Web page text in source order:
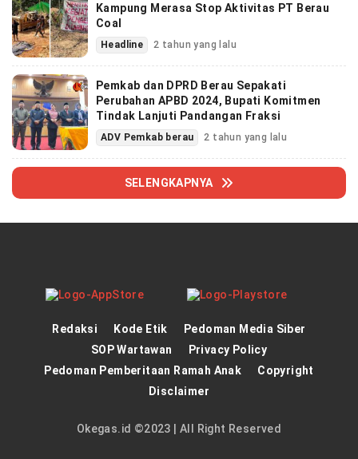
Kampung Merasa Stop Aktivitas PT Berau
Coal
Headline 2 tahun yang lalu
Pemkab dan DPRD Berau Sepakati
Perubahan APBD 2024, Bupati Komitmen
Tindak Lanjuti Pandangan Fraksi
ADV Pemkab berau 2 tahun yang lalu
SELENGKAPNYA
Redaksi Kode Etik
Pedoman Media Siber
SOP Wartawan
Privacy Policy
Pedoman Pemberitaan Ramah Anak
Copyright
Disclaimer
Okegas.id ©2023 | All Right Reserved